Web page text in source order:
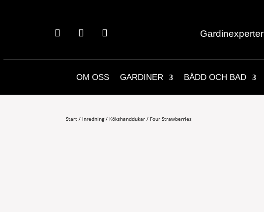
Gardinexperter
OM OSS GARDINER BÄDD OCH BAD
Start / Inredning/ Kökshanddukar / Four Strawberries